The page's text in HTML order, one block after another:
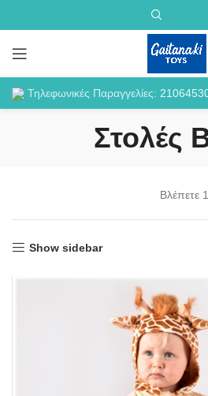
Τηλεφωνικές Παραγγελίες:
Στολές
Βλέπετε
Show sidebar